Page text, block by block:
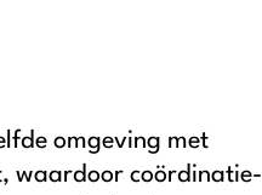
omgeving met
waardoor coördinatie-